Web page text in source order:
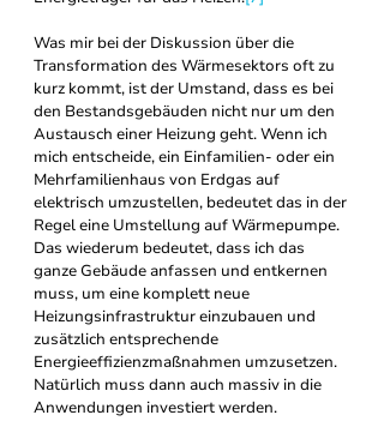
Was mir bei der Diskussion über die
Transformation des Wärmesektors oft zu
kurz kommt, ist der Umstand, dass es bei
den Bestandsgebäuden nicht nur um den
Austausch einer Heizung geht. Wenn ich
mich entscheide, ein Einfamilien- oder ein
Mehrfamilienhaus von Erdgas auf
elektrisch umzustellen, bedeutet das in der
Regel eine Umstellung auf Wärmepumpe.
Das wiederum bedeutet, dass ich das
ganze Gebäude anfassen und entkernen
muss, um eine komplett neue
Heizungsinfrastruktur einzubauen und
zusätzlich entsprechende
Energieeffizienzmaßnahmen umzusetzen.
Natürlich muss dann auch massiv in die
Anwendungen investiert werden.